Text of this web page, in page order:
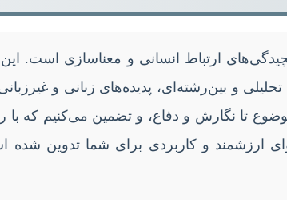
ارتباط انسانی و معناسازی است.
و بین‌رشته‌ای، پدیده‌های زبانی و
تا نگارش و دفاع، و تضمین می‌کنیم که با
ارزشمند و کاربردی برای شما تدوین شده